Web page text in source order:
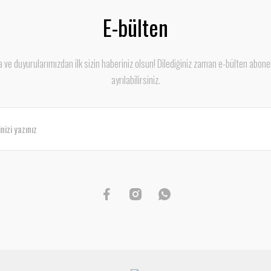
E-bülten
ve duyurularımızdan ilk sizin haberiniz olsun! Dilediğiniz zaman e-bülten
ayrılabilirsiniz.